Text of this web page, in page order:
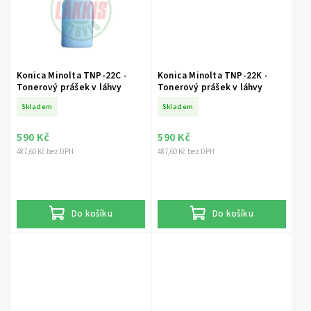
Konica Minolta TNP-22C -
Tonerový prášek v láhvy
Skladem
487,60 Kč bez DPH
590 Kč
Do košíku
Konica Minolta TNP-22K -
Tonerový prášek v láhvy
Skladem
487,60 Kč bez DPH
590 Kč
Do košíku